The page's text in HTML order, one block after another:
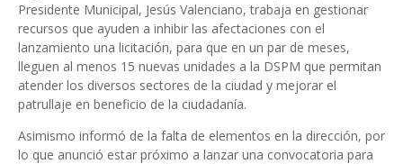
Presidente Municipal, Jesús Valenciano, trabaja en gestionar
recursos que ayuden a inhibir las afectaciones con el
lanzamiento una licitación, para que en un par de meses,
lleguen al menos 15 nuevas unidades a la DSPM que permitan
atender los diversos sectores de la ciudad y mejorar el
patrullaje en beneficio de la ciudadanía.
Asimismo informó de la falta de elementos en la dirección, por
lo que anunció estar próximo a lanzar una convocatoria para